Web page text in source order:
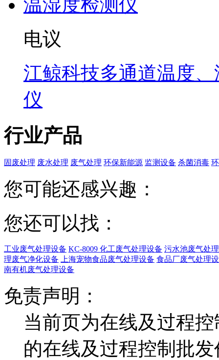
电议
江鲸科技多通道温度
仪
行业产品
固废处理 废水处理 废气处理 环保新能源 监测设备 杀菌消毒
您可能还感兴趣：
您还可以找：
工业废气处理设备 KC-8009 化工废气处理设备 污水池废气处
理废气净化设备
上海宠物食品废气处理设备 食品厂废气处理
南有机废气处理设备
免责声明：
当前页为在线及过程
的在线及过程控制批